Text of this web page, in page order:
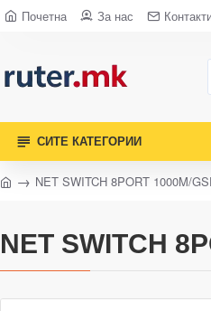
Почетна За нас
СИТЕ КАТЕГОРИИ
NET SWITCH 8PORT 1000M/
NET SWITCH